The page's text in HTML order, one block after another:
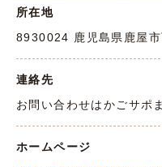
所在地
8930024 鹿児島県鹿屋
連絡先
お問い合わせはかごサ
ホームページ